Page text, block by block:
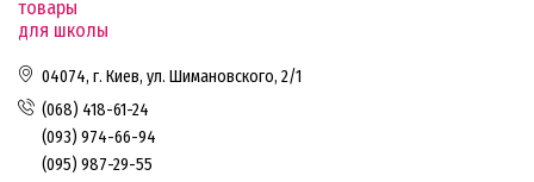
товары
для школы
04074, г. Киев, ул. Шимановского, 2/1
(068) 418-61-24
(093) 974-66-94
(095) 987-29-55